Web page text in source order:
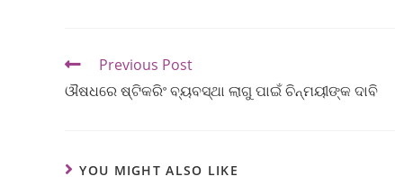
Previous Post
ଔଷଧରେ ଷ୍ଟିକରିଂ ବ୍ୟବସ୍ଥା ଲାଗୁ ପାଇଁ ଚିନ୍ମୟୀଙ୍କ ଦାବି
YOU MIGHT ALSO LIKE